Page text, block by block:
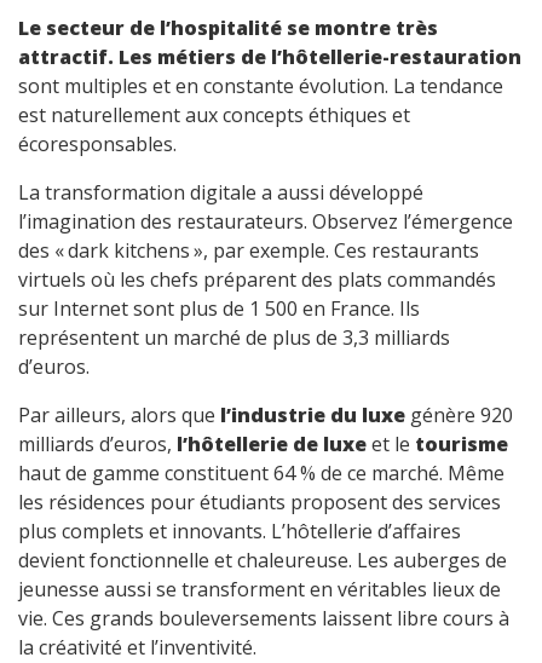
Le secteur de l’hospitalité se montre très
attractif. Les métiers de l’hôtellerie-restauration
sont multiples et en constante évolution. La tendance
est naturellement aux concepts éthiques et
écoresponsables.
La transformation digitale a aussi développé
l’imagination des restaurateurs. Observez l’émergence
des « dark kitchens », par exemple. Ces restaurants
virtuels où les chefs préparent des plats commandés
sur Internet sont plus de 1 500 en France. Ils
représentent un marché de plus de 3,3 milliards
d’euros.
Par ailleurs, alors que l’industrie du luxe génère 920
milliards d’euros, l’hôtellerie de luxeet le tourisme
haut de gamme constituent 64 % de ce marché. Même
les résidences pour étudiants proposent des services
plus complets et innovants. L’hôtellerie d’affaires
devient fonctionnelle et chaleureuse. Les auberges de
jeunesse aussi se transforment en véritables lieux de
vie. Ces grands bouleversements laissent libre cours à
la créativité et l’inventivité.